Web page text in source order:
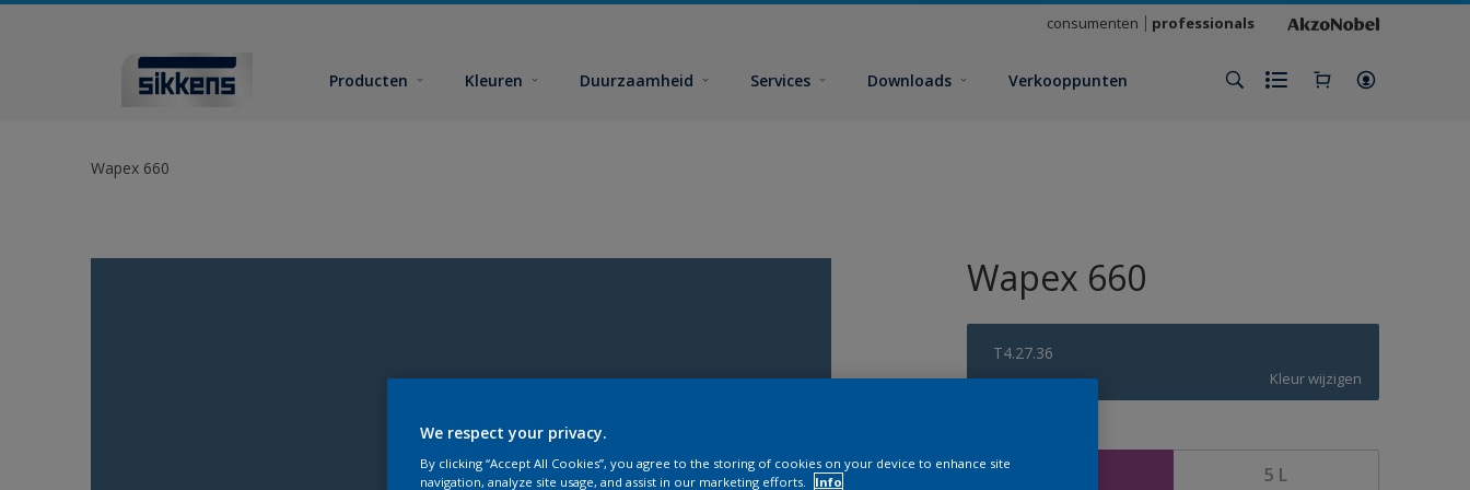
consumenten professionals
Producten Kleuren Duurzaamheid Services Downloads Verkooppunten
Wapex 660
Wapex 660
T4.27.36
Kleur wijzigen
5 L
We respect your privacy.
By clicking “Accept All Cookies”, you agree to the storing of cookies on your device to enhance site
navigation, analyze site usage, and assist in our marketing efforts.
Info